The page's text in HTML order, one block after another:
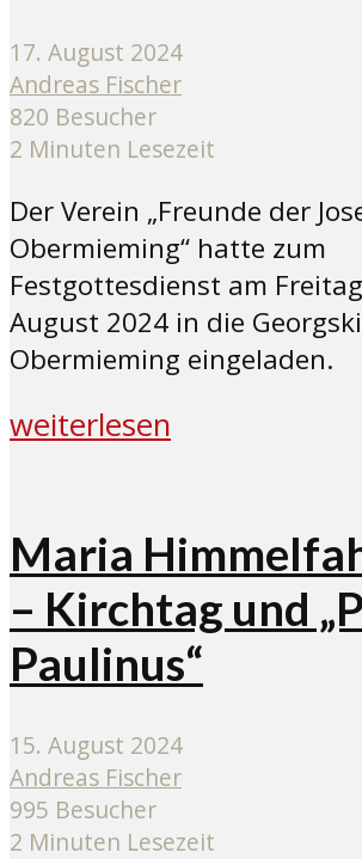
17. August 2024
Andreas Fischer
820 Besucher
2 Minuten Lesezeit
Der Verein „Freunde der
Obermieming“ hatte zum
Festgottesdienst am
August 2024 in die
Obermieming eingeladen.
weiterlesen
Maria
– Kirchtag und
Paulinus“
15. August 2024
Andreas Fischer
995 Besucher
2 Minuten Lesezeit